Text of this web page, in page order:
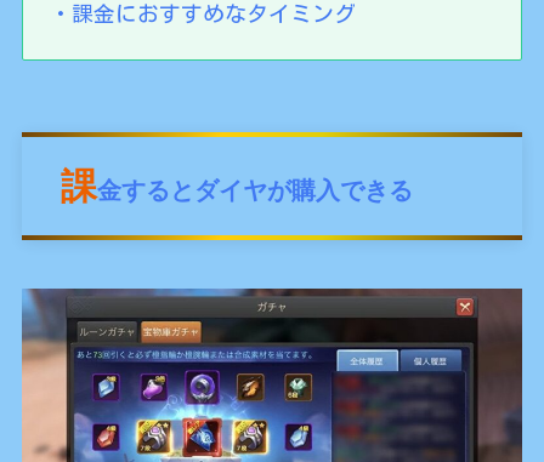
・課金におすすめなタイミング
課金するとダイヤが購入できる